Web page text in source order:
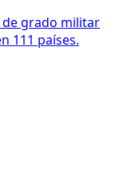
de grado militar
111 países.